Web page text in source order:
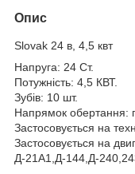
Опис
Slovak 24 в, 4,5 квт
Напруга: 24 Ст.
Потужність: 4,5 КВТ.
Зубів: 10 шт.
Напрямок обертання:
Застосовується на
Застосовується на
Д-21А1,Д-144,Д-